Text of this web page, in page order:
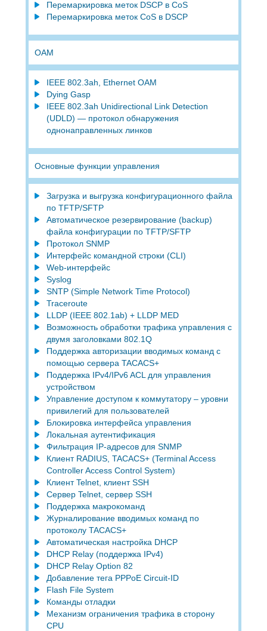
Перемаркировка меток DSCP в CoS
Перемаркировка меток CoS в DSCP
OAM
IEEE 802.3ah, Ethernet OAM
Dying Gasp
IEEE 802.3ah Unidirectional Link Detection
(UDLD) — протокол обнаружения
однонаправленных линков
Основные функции управления
Загрузка и выгрузка конфигурационного файла
по TFTP/SFTP
Автоматическое резервирование (backup)
файла конфигурации по TFTP/SFTP
Протокол SNMP
Интерфейс командной строки (CLI)
Web-интерфейс
Syslog
SNTP (Simple Network Time Protocol)
Traceroute
LLDP (IEEE 802.1ab) + LLDP MED
Возможность обработки трафика управления с
двумя заголовками 802.1Q
Поддержка авторизации вводимых команд с
помощью сервера TACACS+
Поддержка IPv4/IPv6 ACL для управления
устройством
Управление доступом к коммутатору – уровни
привилегий для пользователей
Блокировка интерфейса управления
Локальная аутентификация
Фильтрация IP-адресов для SNMP
Клиент RADIUS, TACACS+ (Terminal Access
Controller Access Control System)
Клиент Telnet, клиент SSH
Сервер Telnet, сервер SSH
Поддержка макрокоманд
Журналирование вводимых команд по
протоколу TACACS+
Автоматическая настройка DHCP
DHCP Relay (поддержка IРv4)
DHCP Relay Option 82
Добавление тега PPPoE Circuit-ID
Flash File System
Команды отладки
Механизм ограничения трафика в сторону
CPU